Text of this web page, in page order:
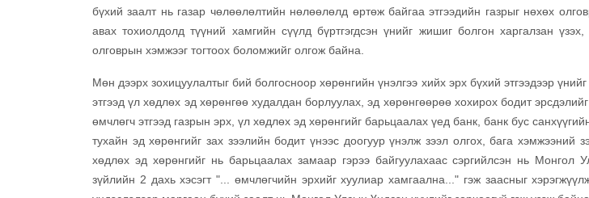
бүхий заалт нь газар чөлөөлөлтийн нөлөөлөлд өртөж байгаа этгээдийн газрыг нөхөх
авах тохиолдолд түүний хамгийн сүүлд бүртгэгдсэн үнийг жишиг болгон харгалзан үзэх,
олговрын хэмжээг тогтоох боломжийг олгож байна.
Мөн дээрх зохицуулалтыг бий болгосноор хөрөнгийн үнэлгээ хийх эрх бүхий этгээдээр
этгээд үл хөдлөх эд хөрөнгөө худалдан борлуулах, эд хөрөнгөөрөө хохирох бодит
өмчлөгч этгээд газрын эрх, үл хөдлөх эд хөрөнгийг барьцаалах үед банк, банк бус
тухайн эд хөрөнгийг зах зээлийн бодит үнээс доогуур үнэлж зээл олгох, бага хэмжээний
хөдлөх эд хөрөнгийг нь барьцаалах замаар гэрээ байгуулахаас сэргийлсэн нь Монгол
зүйлийн 2 дахь хэсэгт "... өмчлөгчийн эрхийг хуулиар хамгаална..." гэж заасныг